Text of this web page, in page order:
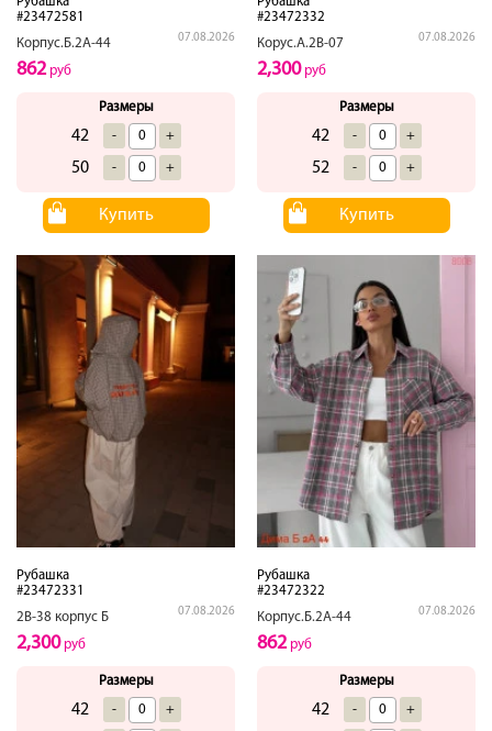
#23472581
Корпус.Б.2А-44
07.08.2026
862руб
Размеры
42 - +
50 - +
Купить
#23472332
Корус.А.2В-07
07.08.2026
2,300руб
Размеры
42 - +
52 - +
Купить
Рубашка
#23472331
2В-38 корпус Б
07.08.2026
2,300руб
Размеры
42 - +
Рубашка
#23472322
Корпус.Б.2А-44
07.08.2026
862руб
Размеры
42 - +